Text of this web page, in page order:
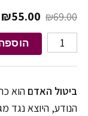
₪69.00 המחיר ₪55.00
כמות של ביטול
ביטול האדם הוא
הנודע, היוצא נגד